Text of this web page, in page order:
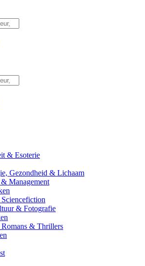
& Esoterie
Gezondheid & Lichaam
Management
& Fotografie
& Thrillers